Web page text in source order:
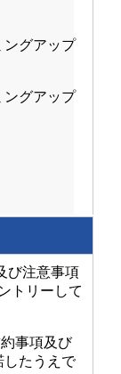
ングアップ
ングアップ
び注意事項
トリーして
事項及び
したうえで